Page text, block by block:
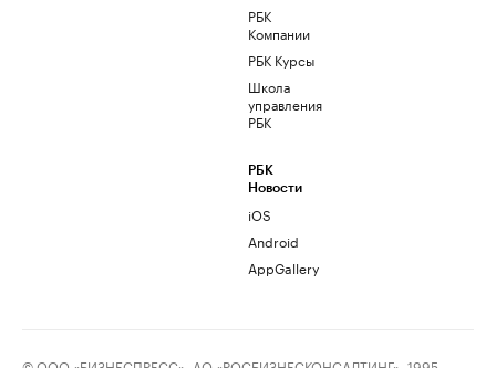
РБК
Компании
РБК Курсы
Школа
управления
РБК
РБК
Новости
iOS
Android
AppGallery